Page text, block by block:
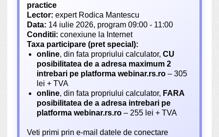
practice
Lector: expert Rodica Mantescu
Data: 14 iulie 2026, program 09:00 - 11:00
Conditii: conexiune la Internet
Taxa participare (pret special):
online, din fata propriului calculator, CU
posibilitatea de a adresa maximum 2
intrebari pe platforma webinar.rs.ro – 305
lei + TVA
online, din fata propriului calculator, FARA
posibilitatea de a adresa intrebari pe
platforma webinar.rs.ro – 255 lei + TVA
Veti primi prin e-mail datele de conectare